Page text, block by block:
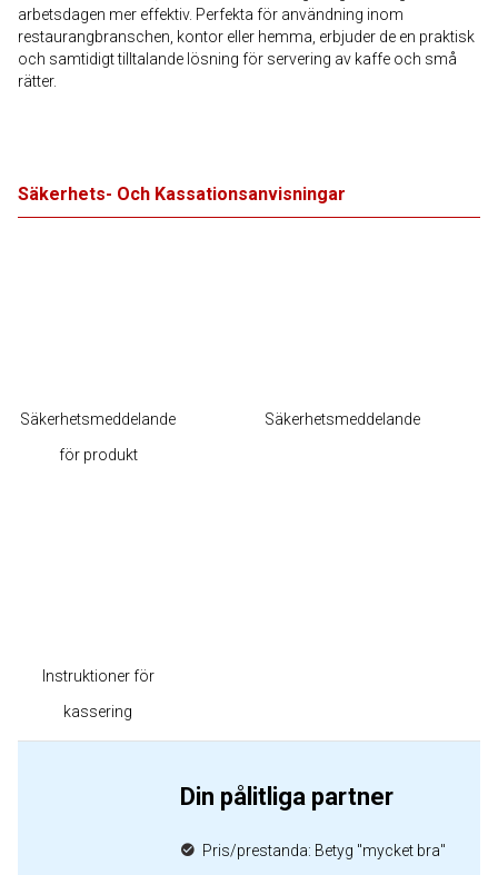
arbetsdagen mer effektiv. Perfekta för användning inom
restaurangbranschen, kontor eller hemma, erbjuder de en praktisk
och samtidigt tilltalande lösning för servering av kaffe och små
rätter.
Säkerhets- Och Kassationsanvisningar
Säkerhetsmeddelande
för produkt
Säkerhetsmeddelande
Instruktioner för
kassering
Din pålitliga partner
Pris/prestanda: Betyg "mycket bra"